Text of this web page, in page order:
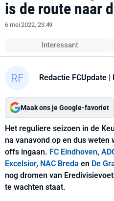
is de route naar
6 mei 2022, 23:49
Interessant
Redactie FCUpdate |
Maak ons je Google-favoriet
Het reguliere seizoen in de
na vanavond op en dus weten
offs ingaan. FC Eindhoven,
Excelsior, NAC Breda en De
nog dromen van
te wachten staat.